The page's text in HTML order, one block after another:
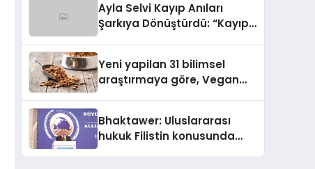
Ayla Selvi Kayıp Anıları
Şarkıya Dönüştürdü: “Kayıp
Yeni yapilan 31 bilimsel
araştırmaya göre, Vegan
Sindirildiğini Ortaya Koydu
Bhaktawer: Uluslararası
hukuk Filistin konusunda